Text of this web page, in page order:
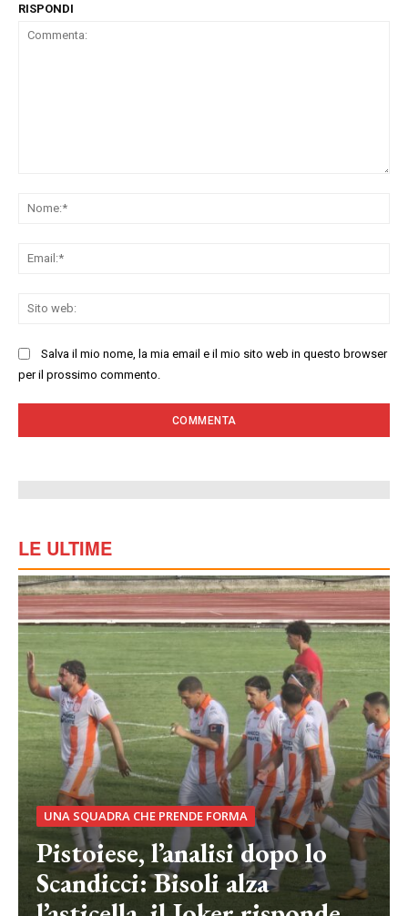
RISPONDI
Salva il mio nome, la mia email e il mio sito web in questo browser
per il prossimo commento.
LE ULTIME
UNA SQUADRA CHE PRENDE FORMA
Pistoiese, l’analisi dopo lo
Scandicci: Bisoli alza